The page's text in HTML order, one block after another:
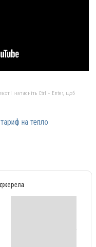
і натисніть Ctrl + Enter, щоб
на тепло